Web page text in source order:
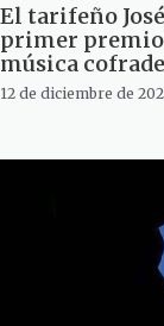
El tarifeño
primer
música
12 de diciembre de